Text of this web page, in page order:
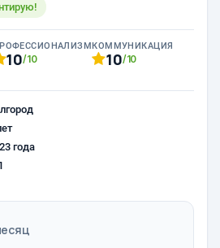
10/10
КОММУНИКАЦИЯ
10/10
года